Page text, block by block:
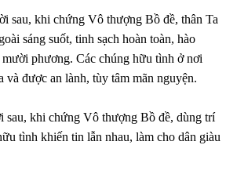
sau, khi chứng Vô thượng Bồ đề, thân Ta
sáng suốt, tinh sạch hoàn toàn, hào
phương. Các chúng hữu tình ở nơi
và được an lành, tùy tâm mãn nguyện.
khi chứng Vô thượng Bồ đề, dùng trí
tình khiến tin lẫn nhau, làm cho dân giàu